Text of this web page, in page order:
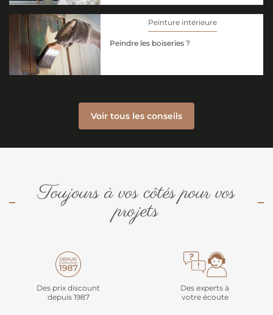
Peinture intérieure
Peindre les boiseries ?
Voir tous les conseils
Toujours à vos côtés pour vos
projets
Des prix discount
depuis 1987
Des experts à
votre écoute